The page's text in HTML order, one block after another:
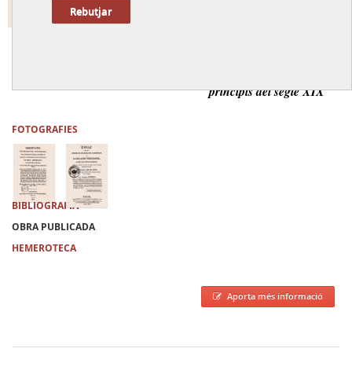
Rebutjar
principis del segle XIX
FOTOGRAFIES
BIBLIOGRAFIA
OBRA PUBLICADA
HEMEROTECA
Aporta més informació